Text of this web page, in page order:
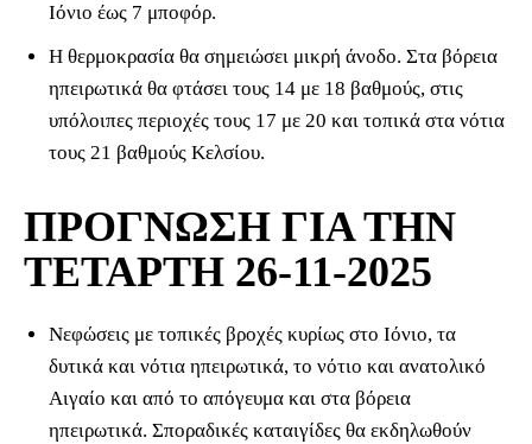
Ιόνιο έως 7 μποφόρ.
Η θερμοκρασία θα σημειώσει μικρή άνοδο. Στα βόρεια
ηπειρωτικά θα φτάσει τους 14 με 18 βαθμούς, στις
υπόλοιπες περιοχές τους 17 με 20 και τοπικά στα νότια
τους 21 βαθμούς Κελσίου.
ΠΡΟΓΝΩΣΗ ΓΙΑ ΤΗΝ
ΤΕΤΑΡΤΗ 26-11-2025
Νεφώσεις με τοπικές βροχές κυρίως στο Ιόνιο, τα
δυτικά και νότια ηπειρωτικά, το νότιο και ανατολικό
Αιγαίο και από το απόγευμα και στα βόρεια
ηπειρωτικά. Σποραδικές καταιγίδες θα εκδηλωθούν